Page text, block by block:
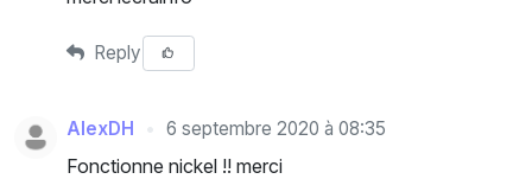
Reply
AlexDH 6 septembre 2020 à 08:35
Fonctionne nickel !! merci